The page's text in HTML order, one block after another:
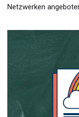
Netzwerken